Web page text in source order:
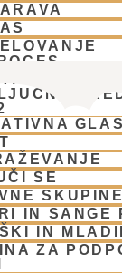
SE
SKUPINE
IN SANGE
IN
ZA